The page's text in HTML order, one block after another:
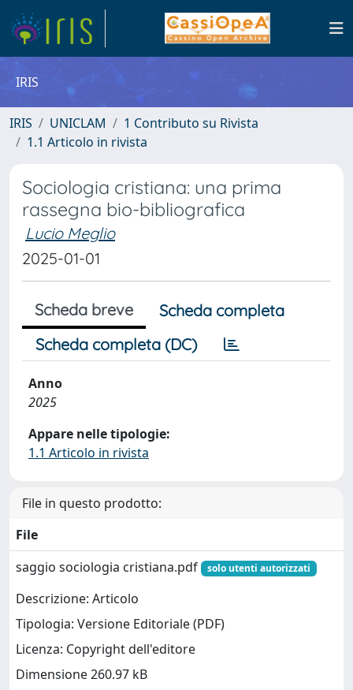
IRIS
IRIS UNICLAM
1 Contributo su Rivista
1.1 Articolo in rivista
Sociologia cristiana: una prima
rassegna bio-bibliografica
Lucio Meglio
2025-01-01
Scheda breve
Scheda completa
Scheda completa (DC)
Anno
2025
Appare nelle tipologie:
1.1 Articolo in rivista
File in questo prodotto:
File
saggio sociologia cristiana.pdf
solo utenti autorizzati
Descrizione: Articolo
Tipologia: Versione Editoriale (PDF)
Licenza: Copyright dell'editore
Dimensione 260.97 kB